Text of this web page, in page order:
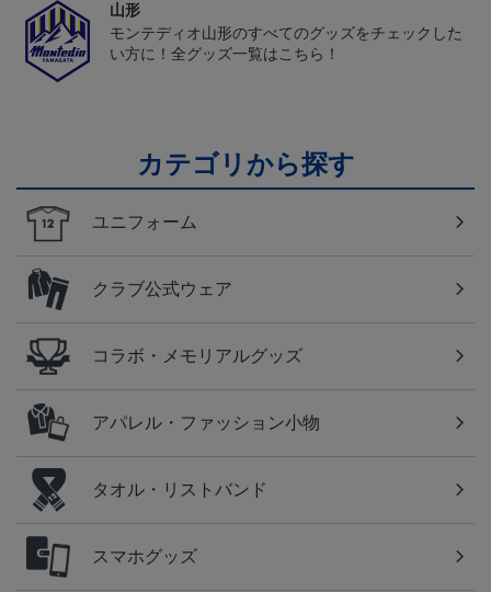
山形
モンテディオ山形のすべてのグッズをチェックした
い方に！全グッズ一覧はこちら！
カテゴリから探す
ユニフォーム
クラブ公式ウェア
コラボ・メモリアルグッズ
アパレル・ファッション小物
タオル・リストバンド
スマホグッズ